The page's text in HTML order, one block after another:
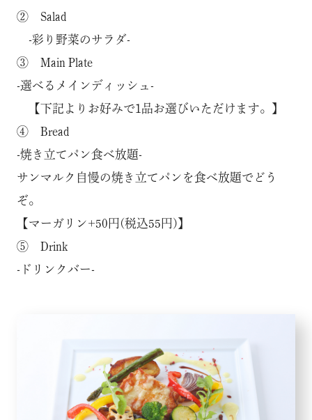
② Salad
-彩り野菜のサラダ-
③ Main Plate
-選べるメインディッシュ-
【下記よりお好みで1品お選びいただけます。】
④ Bread
-焼き立てパン食べ放題-
サンマルク自慢の焼き立てパンを食べ放題でどう
ぞ。
【マーガリン+50円(税込55円)】
⑤ Drink
-ドリンクバー-